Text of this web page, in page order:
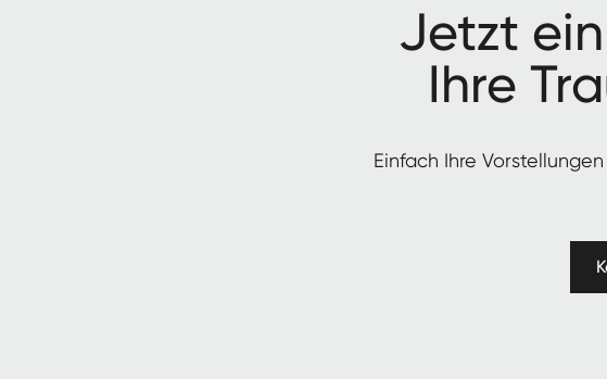
Jet­zt
Ihre
Ein­fach Ihre